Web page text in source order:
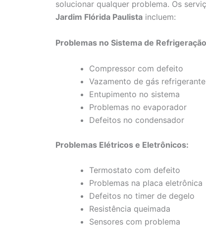
solucionar qualquer problema. Os
Jardim Flórida Paulista incluem:
Problemas no Sistema de
Compressor com defeito
Vazamento de gás refrigerante
Entupimento no sistema
Problemas no evaporador
Defeitos no condensador
Problemas Elétricos e Eletrônicos:
Termostato com defeito
Problemas na placa eletrônica
Defeitos no timer de degelo
Resistência queimada
Sensores com problema